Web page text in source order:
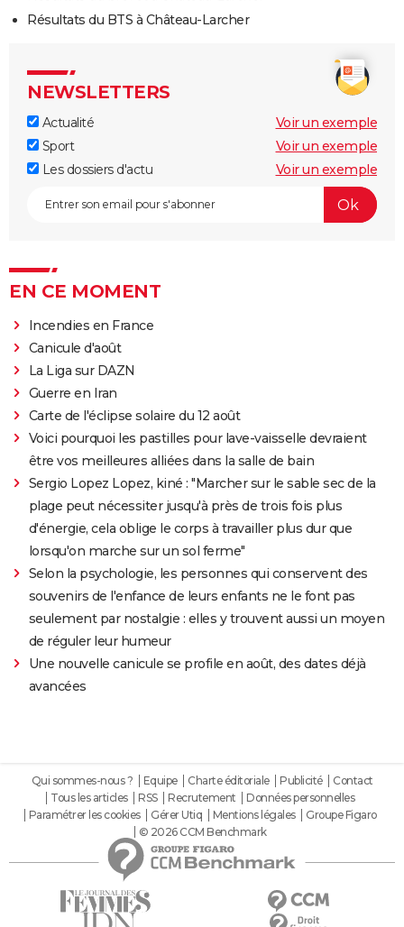
Résultats du BTS à Château-Larcher
NEWSLETTERS
Actualité
Voir un exemple
Sport
Voir un exemple
Les dossiers d'actu
Voir un exemple
EN CE MOMENT
Incendies en France
Canicule d'août
La Liga sur DAZN
Guerre en Iran
Carte de l'éclipse solaire du 12 août
Voici pourquoi les pastilles pour lave-vaisselle devraient
être vos meilleures alliées dans la salle de bain
Sergio Lopez Lopez, kiné : "Marcher sur le sable sec de la
plage peut nécessiter jusqu'à près de trois fois plus
d'énergie, cela oblige le corps à travailler plus dur que
lorsqu'on marche sur un sol ferme"
Selon la psychologie, les personnes qui conservent des
souvenirs de l'enfance de leurs enfants ne le font pas
seulement par nostalgie : elles y trouvent aussi un moyen
de réguler leur humeur
Une nouvelle canicule se profile en août, des dates déjà
avancées
Qui sommes-nous ? Equipe Charte éditoriale Publicité
Contact
Tous les articles
RSS Recrutement
Données personnelles
Paramétrer les cookies
Gérer Utiq Mentions légales
Groupe Figaro
© 2026 CCM Benchmark